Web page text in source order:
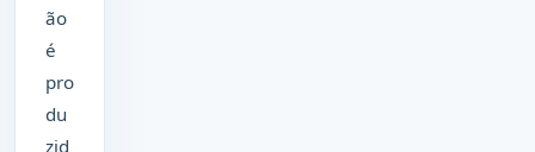
ão
é
pro
du
zid